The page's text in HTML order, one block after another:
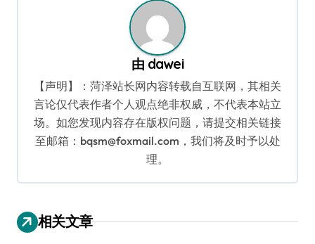
由 dawei
【声明】：菏泽站长网内容转载自互联网，其相关
言论仅代表作者个人观点绝非权威，不代表本站立
场。如您发现内容存在版权问题，请提交相关链接
至邮箱：bqsm@foxmail.com，我们将及时予以处
理。
相关文章